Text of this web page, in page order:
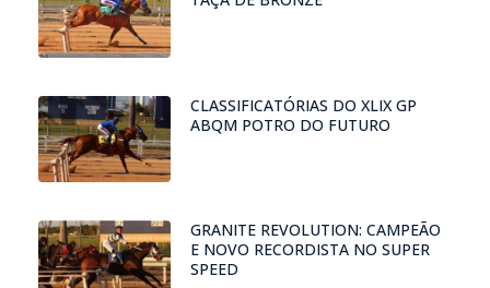
CLASSIFICATÓRIAS DO XLIX GP
ABQM POTRO DO FUTURO
GRANITE REVOLUTION: CAMPEÃO
E NOVO RECORDISTA NO SUPER
SPEED